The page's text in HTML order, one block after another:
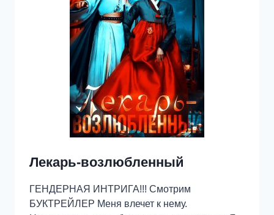
Лекарь-возлюбленный
ГЕНДЕРНАЯ ИНТРИГА!!! Смотрим
БУКТРЕЙЛЕР Меня влечет к нему.